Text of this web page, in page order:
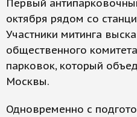
Первый
октября рядом со
Участники митинга
общественного
парковок, который
Москвы.
Одновременно с